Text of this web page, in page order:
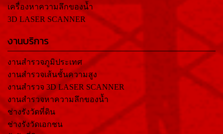
เครื่องหาความลึกของน้ำ
3D LASER SCANNER
งานบริการ
งานสำรวจภูมิประเทศ
งานสำรวจเส้นชั้นความสูง
งานสำรวจ 3D LASER SCANNER
งานสำรวจหาความลึกของน้ำ
ช่างรังวัดที่ดิน
ช่างรังวัดเอกชน